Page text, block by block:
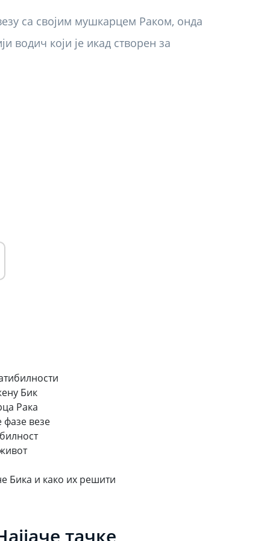
са својим мушкарцем Раком, онда
водич који је икад створен за
Бик
Рака
везе
Бика и како их решити
тачке